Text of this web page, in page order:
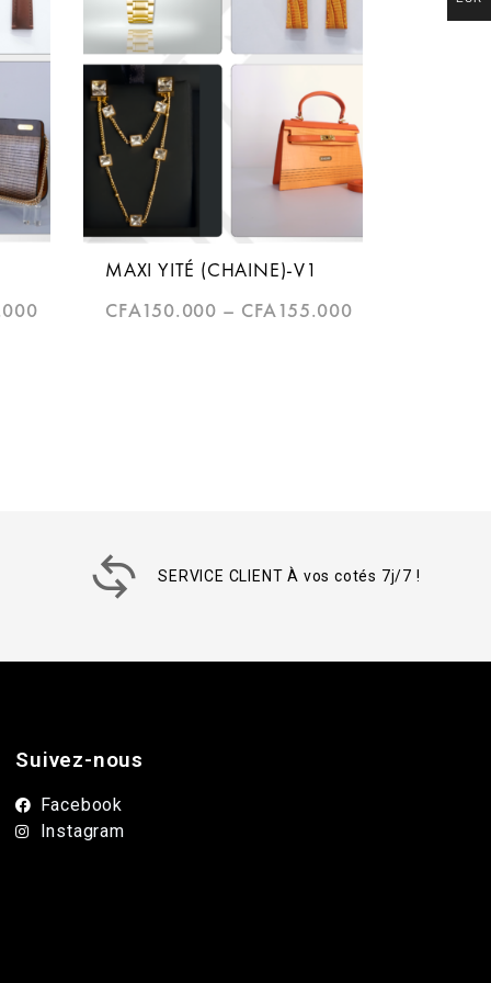
MAXI YITÉ (CHAINE)-V1
CFA150.000 – CFA155.000
SERVICE CLIENT À vos cotés 7j/7 !
Suivez-nous
Facebook
Instagram